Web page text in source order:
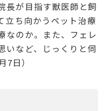
長が目指す獣医師と飼
立ち向かうペット治療
なのか。また、フェレ
いなど、じっくりと伺
7日）